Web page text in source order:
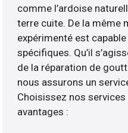
comme l’ardoise
terre cuite. De la même
expérimenté est
spécifiques. Qu’il
de la réparation de
nous assurons un
Choisissez nos
avantages :